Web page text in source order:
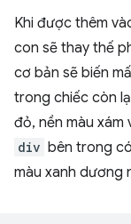
Khi được thêm
con sẽ thay thế
cơ bản sẽ biến
trong chiếc còn
đỏ, nền màu xám
div bên trong
màu xanh dương